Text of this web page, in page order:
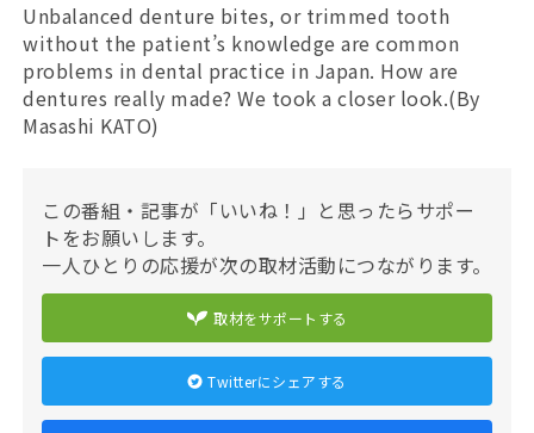
Unbalanced denture bites, or trimmed tooth
without the patient’s knowledge are common
problems in dental practice in Japan. How are
dentures really made? We took a closer look.(By
Masashi KATO)
この番組・記事が「いいね！」と思ったらサポー
トをお願いします。
一人ひとりの応援が次の取材活動につながります。
取材をサポートする
Twitterにシェアする